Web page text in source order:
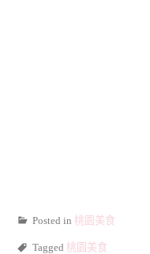
Posted in 桃園美食
Tagged 桃園美食